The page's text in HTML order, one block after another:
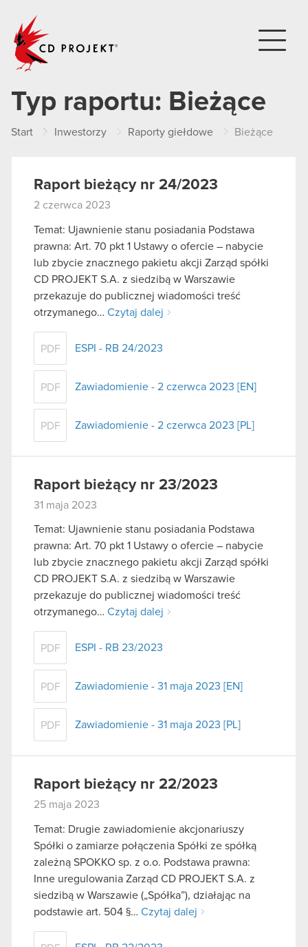
Typ raportu: Bieżące
Start Inwestorzy Raporty giełdowe Bieżące
Raport bieżący nr 24/2023
2 czerwca 2023
Temat: Ujawnienie stanu posiadania Podstawa
prawna: Art. 70 pkt 1 Ustawy o ofercie – nabycie
lub zbycie znacznego pakietu akcji Zarząd spółki
CD PROJEKT S.A. z siedzibą w Warszawie
przekazuje do publicznej wiadomości treść
otrzymanego… Czytaj dalej
PDF ESPI - RB 24/2023
PDF Zawiadomienie - 2 czerwca 2023 [EN]
PDF Zawiadomienie - 2 czerwca 2023 [PL]
Raport bieżący nr 23/2023
31 maja 2023
Temat: Ujawnienie stanu posiadania Podstawa
prawna: Art. 70 pkt 1 Ustawy o ofercie – nabycie
lub zbycie znacznego pakietu akcji Zarząd spółki
CD PROJEKT S.A. z siedzibą w Warszawie
przekazuje do publicznej wiadomości treść
otrzymanego… Czytaj dalej
PDF ESPI - RB 23/2023
PDF Zawiadomienie - 31 maja 2023 [EN]
PDF Zawiadomienie - 31 maja 2023 [PL]
Raport bieżący nr 22/2023
25 maja 2023
Temat: Drugie zawiadomienie akcjonariuszy
Spółki o zamiarze połączenia Spółki ze spółką
zależną SPOKKO sp. z o.o. Podstawa prawna:
Inne uregulowania Zarząd CD PROJEKT S.A. z
siedzibą w Warszawie („Spółka”), działając na
podstawie art. 504 §… Czytaj dalej